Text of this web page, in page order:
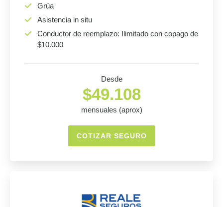
Grúa
Asistencia in situ
Conductor de reemplazo: Ilimitado con copago de
$10.000
Desde
$49.108
mensuales (aprox)
COTIZAR SEGURO